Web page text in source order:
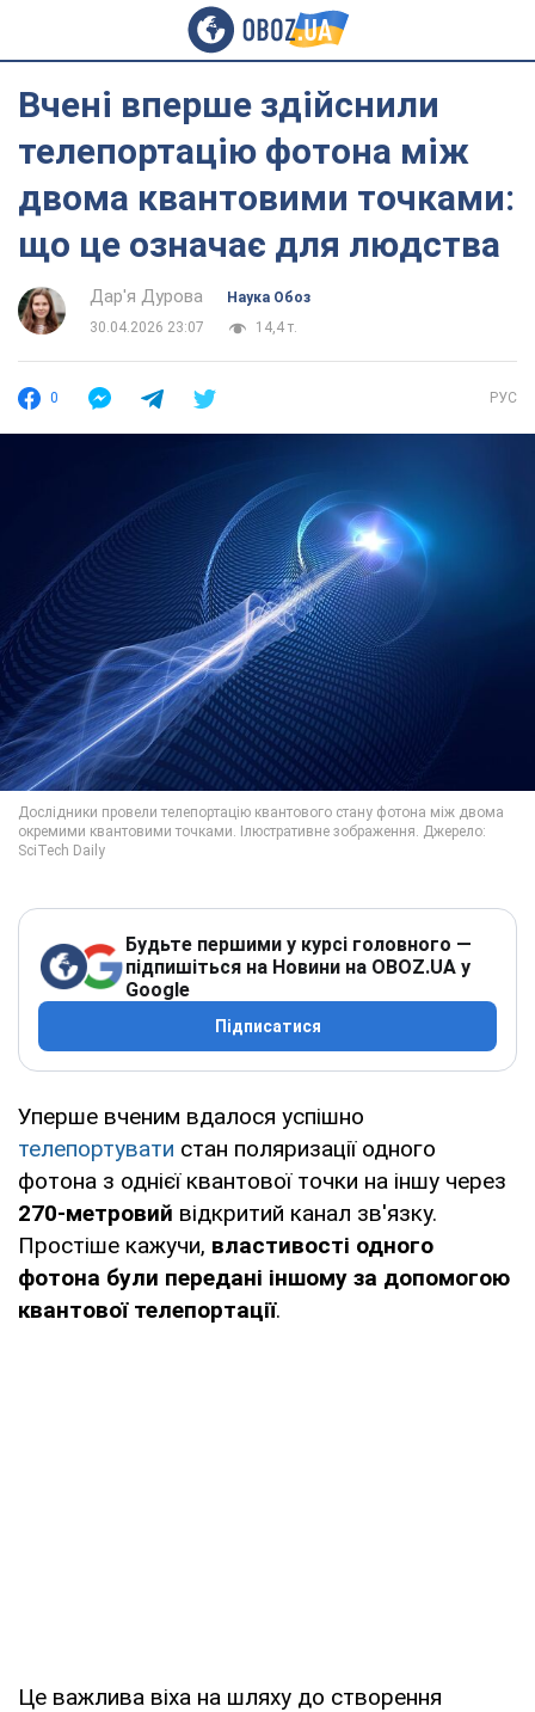
Вчені вперше здійснили
телепортацію фотона між
двома квантовими точками:
що це означає для людства
Дар'я Дурова
Наука Обоз
30.04.2026 23:07
14,4 т.
0 РУС
Будьте першими у курсі головного —
підпишіться на Новини на OBOZ.UA у
Google
Підписатися
Уперше вченим вдалося успішно
телепортувати стан поляризації одного
фотона з однієї квантової точки на іншу через
270-метровий відкритий канал зв'язку.
Простіше кажучи, властивості одного
фотона були передані іншому за допомогою
квантової телепортації.
Це важлива віха на шляху до створення